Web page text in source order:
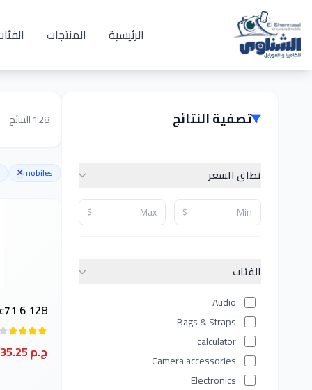
الرئيسية المنتجات
تصفية النتائج
نطاق السعر
$
$
الفئات
Audio
Bags & Straps
calculator
Camera accessories
Electronics
128النتائج
mobiles
6 128
18,235.25 ج.م